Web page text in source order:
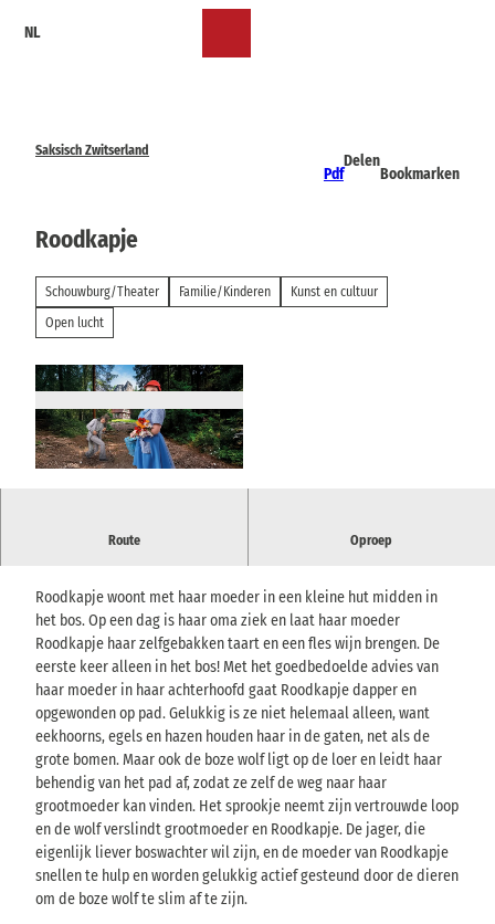
NL
Saksisch Zwitserland
Pdf
Delen
Bookmarken
Roodkapje
Schouwburg/Theater Familie/Kinderen
Kunst en cultuur
Open lucht
Route Oproep
Toneelstuk gebaseerd op de gebroeders Grimm
Roodkapje woont met haar moeder in een kleine hut midden in
het bos. Op een dag is haar oma ziek en laat haar moeder
Roodkapje haar zelfgebakken taart en een fles wijn brengen. De
eerste keer alleen in het bos! Met het goedbedoelde advies van
haar moeder in haar achterhoofd gaat Roodkapje dapper en
opgewonden op pad. Gelukkig is ze niet helemaal alleen, want
eekhoorns, egels en hazen houden haar in de gaten, net als de
grote bomen. Maar ook de boze wolf ligt op de loer en leidt haar
behendig van het pad af, zodat ze zelf de weg naar haar
grootmoeder kan vinden. Het sprookje neemt zijn vertrouwde loop
en de wolf verslindt grootmoeder en Roodkapje. De jager, die
eigenlijk liever boswachter wil zijn, en de moeder van Roodkapje
snellen te hulp en worden gelukkig actief gesteund door de dieren
om de boze wolf te slim af te zijn.